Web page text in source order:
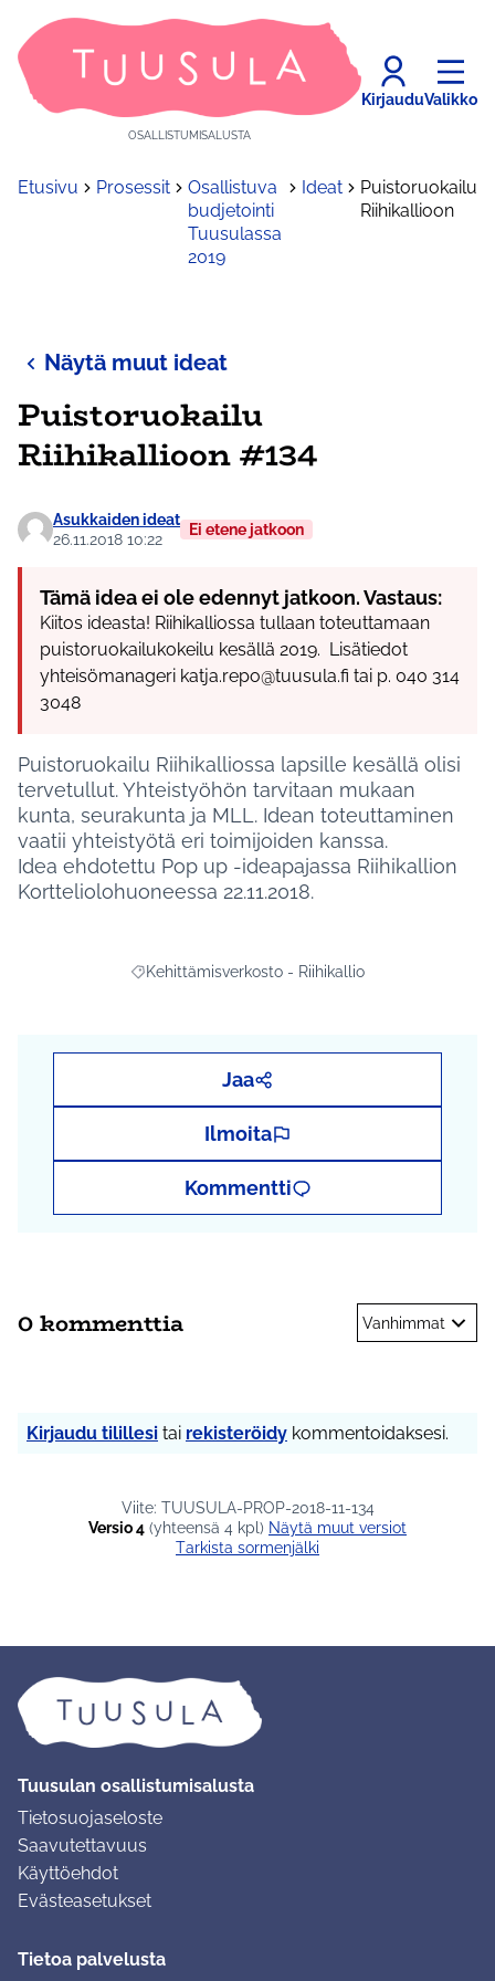
OSALLISTUMISALUSTA
KirjauduValikko
Etusivu Prosessit
Osallistuva
budjetointi
Tuusulassa
2019
Ideat
Puistoruokailu
Riihikallioon
Näytä muut ideat
Puistoruokailu
Riihikallioon #134
Asukkaiden ideat
26.11.2018 10:22
Ei etene jatkoon
Tämä idea ei ole edennyt jatkoon. Vastaus:
Kiitos ideasta! Riihikalliossa tullaan toteuttamaan
puistoruokailukokeilu kesällä 2019. Lisätiedot
yhteisömanageri katja.repo@tuusula.fi tai p. 040 314
3048
Puistoruokailu Riihikalliossa lapsille kesällä olisi
tervetullut. Yhteistyöhön tarvitaan mukaan
kunta, seurakunta ja MLL. Idean toteuttaminen
vaatii yhteistyötä eri toimijoiden kanssa.
Idea ehdotettu Pop up -ideapajassa Riihikallion
Kortteliolohuoneessa 22.11.2018.
Rajaa tulokset aihepiirin mukaan:
Kehittämisverkosto - Riihikallio
Jaa
Ilmoita
Kommentti
0 kommenttia Vanhimmat
Kirjaudu tilillesi tai rekisteröidy kommentoidaksesi.
Viite: TUUSULA-PROP-2018-11-134
Versio 4 (yhteensä 4 kpl)
näytä muut versiot
Tarkista sormenjälki
Tuusulan osallistumisalusta
Tietosuojaseloste
Saavutettavuus
Käyttöehdot
Evästeasetukset
Tietoa palvelusta